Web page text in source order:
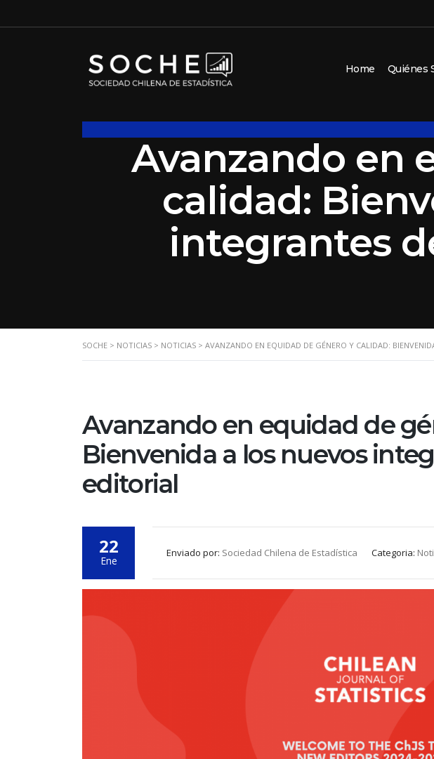
Home Quiénes
Avanzando en
calidad:
integrantes
SOCHE > NOTICIAS > NOTICIAS > AVANZANDO EN EQUIDAD DE GÉNERO Y CALIDAD:
Avanzando en equidad de
Bienvenida a los nuevos
editorial
22
Ene
Enviado por: Sociedad Chilena de Estadística Categoria: